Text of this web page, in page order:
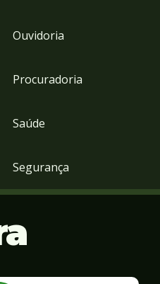
Ouvidoria
Procuradoria
Saúde
Segurança